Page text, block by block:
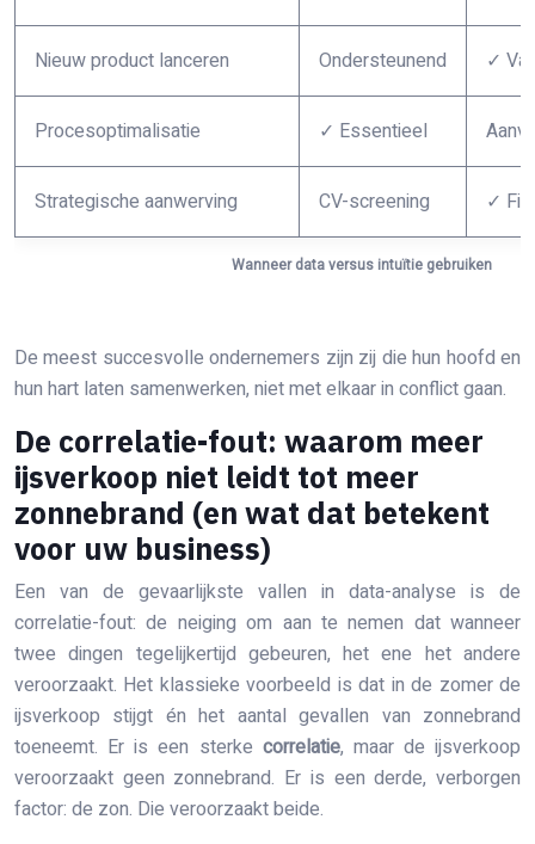
Wanneer data versus intuïtie gebruiken
Nieuw product lanceren Ondersteunend ✓
Procesoptimalisatie ✓ Essentieel
Strategische aanwerving CV-screening ✓
De meest succesvolle ondernemers zijn zij die hun hoofd en
hun hart laten samenwerken, niet met elkaar in conflict gaan.
De correlatie-fout: waarom meer
ijsverkoop niet leidt tot meer
zonnebrand (en wat dat betekent
voor uw business)
Een van de gevaarlijkste vallen in data-analyse is de
correlatie-fout: de neiging om aan te nemen dat wanneer
twee dingen tegelijkertijd gebeuren, het ene het andere
veroorzaakt. Het klassieke voorbeeld is dat in de zomer de
ijsverkoop stijgt én het aantal gevallen van zonnebrand
toeneemt. Er is een sterke correlatie, maar de ijsverkoop
veroorzaakt geen zonnebrand. Er is een derde, verborgen
factor: de zon. Die veroorzaakt beide.